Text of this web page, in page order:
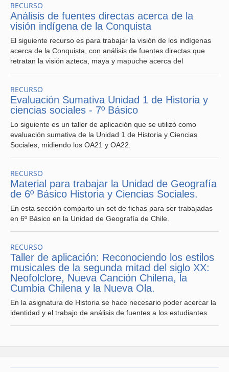
RECURSO
Análisis de fuentes directas acerca de la
visión indígena de la Conquista
El siguiente recurso es para trabajar la visión de los indígenas
acerca de la Conquista, con análisis de fuentes directas que
retratan la visión azteca, maya y mapuche acerca del
RECURSO
Evaluación Sumativa Unidad 1 de Historia y
ciencias sociales - 7º Básico
Lo siguiente es un taller de aplicación que se utilizó como
evaluación sumativa de la Unidad 1 de Historia y Ciencias
Sociales, midiendo los OA21 y OA22.
RECURSO
Material para trabajar la Unidad de Geografía
de 6º Básico Historia y Ciencias Sociales.
En esta sección comparto un set de fichas para ser trabajadas
en 6º Básico en la Unidad de Geografía de Chile.
RECURSO
Taller de aplicación: Reconociendo los estilos
musicales de la segunda mitad del siglo XX:
Neofolclore, Nueva Canción Chilena, la
Cumbia Chilena y la Nueva Ola.
En la asignatura de Historia se hace necesario poder acercar la
identidad y el trabajo de análisis de fuentes a los estudiantes.